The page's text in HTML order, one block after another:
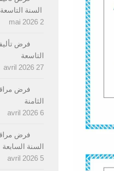
السنة التاسعة
2 mai 2026
التاسعة
27 avril 2026
الثامنة
6 avril 2026
السنة السابعة
5 avril 2026